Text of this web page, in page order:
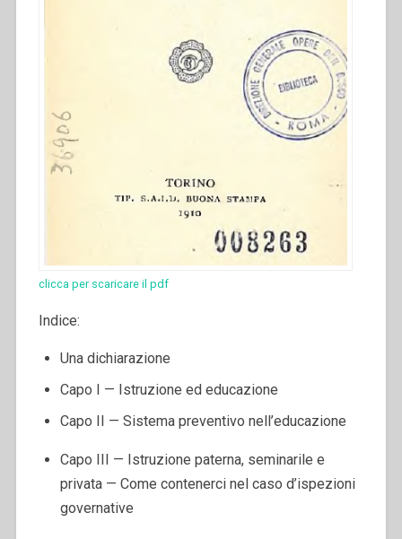
clicca per scaricare il pdf
Indice:
Una dichiarazione
Capo I — Istruzione ed educazione
Capo II — Sistema preventivo nell’educazione
Capo III — Istruzione paterna, seminarile e
privata — Come contenerci nel caso d’ispezioni
governative